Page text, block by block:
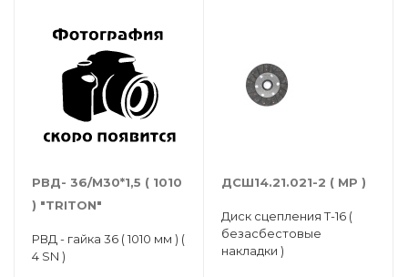
РВД- 36/М30*1,5 ( 1010
) "ТRITON"
РВД - гайка 36 ( 1010 мм ) (
4 SN )
ДСШ14.21.021-2 ( МР )
Диск сцепления Т-16 (
безасбестовые
накладки )